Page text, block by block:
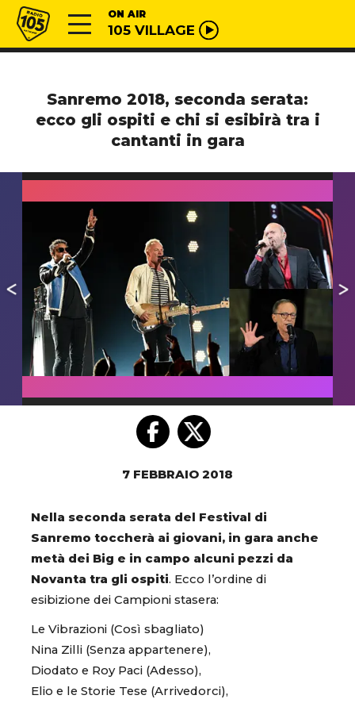
Vai al contenuto
Radio 105 ON AIR
105 VILLAGE
Sanremo 2018, seconda serata:
ecco gli ospiti e chi si esibirà tra i
cantanti in gara
7 FEBBRAIO 2018
Nella seconda serata del Festival di
Sanremo toccherà ai giovani, in gara anche
metà dei Big e in campo alcuni pezzi da
Novanta tra gli ospiti. Ecco l’ordine di
esibizione dei Campioni stasera:
Le Vibrazioni (Così sbagliato)
Nina Zilli (Senza appartenere),
Diodato e Roy Paci (Adesso),
Elio e le Storie Tese (Arrivedorci),